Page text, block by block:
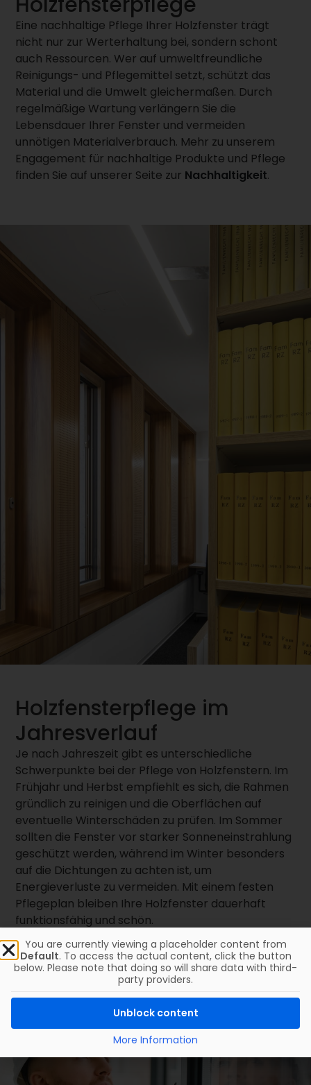
Eine nachhaltige Pflege Ihrer Holzfenster trägt
nicht nur zur Werterhaltung bei, sondern schont
auch Ressourcen. Wer auf umweltfreundliche
Reinigungs- und Pflegemittel setzt, schützt das
Material und die Umwelt gleichermaßen. Durch
regelmäßige Wartung verlängern Sie die
Lebensdauer Ihrer Fenster und vermeiden
unnötigen Materialverbrauch. Mehr zu unserem
Engagement für nachhaltige Produkte und Pflege
finden Sie auf unserer Seite zur Nachhaltigkeit.
Holzfensterpflege im
Jahresverlauf
Je nach Jahreszeit gibt es unterschiedliche
Schwerpunkte bei der Pflege von Holzfenstern. Im
Frühjahr und Herbst empfiehlt es sich, die Rahmen
gründlich zu reinigen und die Oberflächen auf
eventuelle Winterschäden zu prüfen. Im Sommer
sollten die Fenster vor starker Sonneneinstrahlung
geschützt werden, während im Winter besonders
auf die Dichtungen zu achten ist, um
Energieverluste zu vermeiden. Mit einem festen
Pflegeplan bleiben Ihre Holzfenster dauerhaft
funktionsfähig und schön.
You are currently viewing a placeholder content from
Default. To access the actual content, click the button
below. Please note that doing so will share data with third-
party providers.
Unblock content
More Information